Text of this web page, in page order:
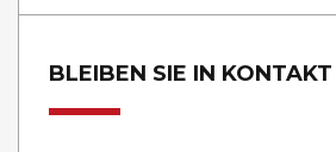
BLEIBEN SIE IN KONTAKT